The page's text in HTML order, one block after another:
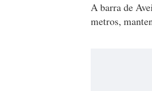
A barra de
metros,